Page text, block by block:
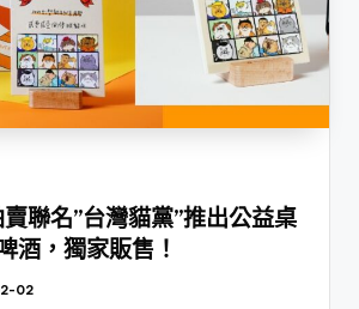
聯名”台灣貓黨”推出公益桌
酒，獨家販售！
02